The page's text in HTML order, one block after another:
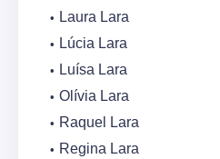
Laura Lara
Lúcia Lara
Luísa Lara
Olívia Lara
Raquel Lara
Regina Lara